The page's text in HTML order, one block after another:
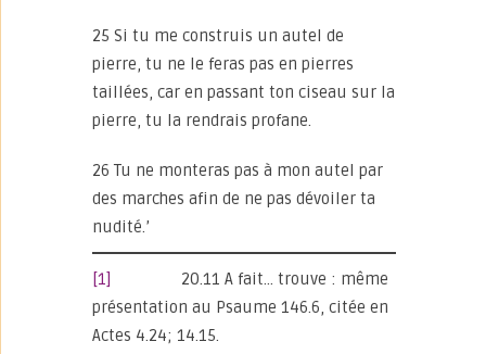
25 Si tu me construis un autel de
pierre, tu ne le feras pas en pierres
taillées, car en passant ton ciseau sur la
pierre, tu la rendrais profane.
26 Tu ne monteras pas à mon autel par
des marches afin de ne pas dévoiler ta
nudité.’
[1]
20.11 A fait… trouve : même
présentation au Psaume 146.6, citée en
Actes 4.24; 14.15.